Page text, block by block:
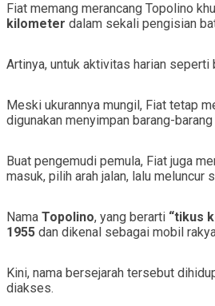
Fiat memang merancang Topolino
kilometer dalam sekali pengisian
Artinya, untuk aktivitas harian seperti
Meski ukurannya mungil, Fiat tetap
digunakan menyimpan barang-
Buat pengemudi pemula, Fiat juga
masuk, pilih arah jalan, lalu meluncur
Nama Topolino, yang berarti “tikus
1955 dan dikenal sebagai mobil
Kini, nama bersejarah tersebut
diakses.